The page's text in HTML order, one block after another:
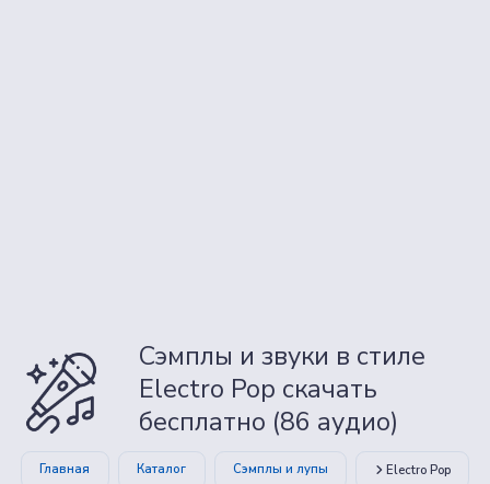
Сэмплы и звуки в стиле
Electro Pop скачать
бесплатно (86 аудио)
Главная Каталог Сэмплы и лупы Electro Pop